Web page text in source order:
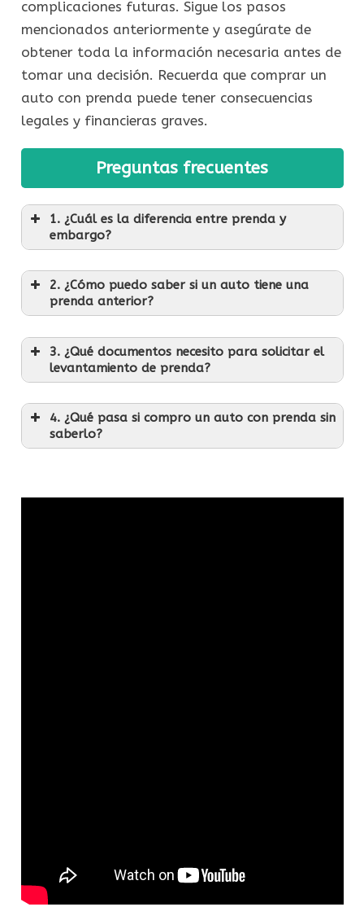
complicaciones futuras. Sigue los pasos
mencionados anteriormente y asegúrate de
obtener toda la información necesaria antes de
tomar una decisión. Recuerda que comprar un
auto con prenda puede tener consecuencias
legales y financieras graves.
Preguntas frecuentes
1. ¿Cuál es la diferencia entre prenda y
embargo?
2. ¿Cómo puedo saber si un auto tiene una
prenda anterior?
3. ¿Qué documentos necesito para solicitar el
levantamiento de prenda?
4. ¿Qué pasa si compro un auto con prenda sin
saberlo?